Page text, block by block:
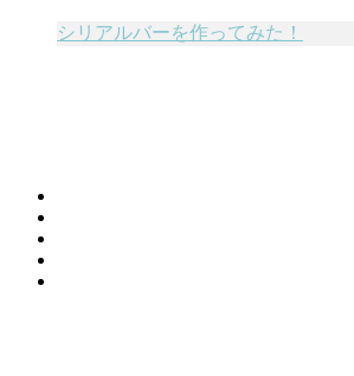
シリアルバーを作ってみた！